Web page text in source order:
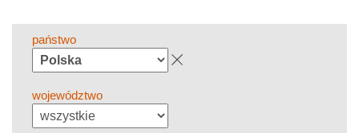
państwo
województwo